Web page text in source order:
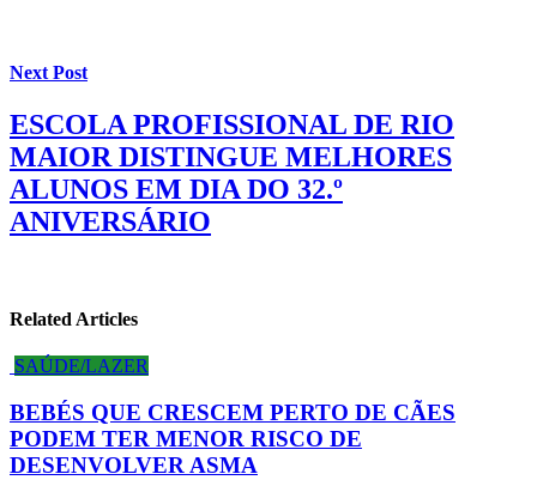
Next Post
ESCOLA PROFISSIONAL DE RIO
MAIOR DISTINGUE MELHORES
ALUNOS EM DIA DO 32.º
ANIVERSÁRIO
Related Articles
SAÚDE/LAZER
BEBÉS QUE CRESCEM PERTO DE CÃES
PODEM TER MENOR RISCO DE
DESENVOLVER ASMA